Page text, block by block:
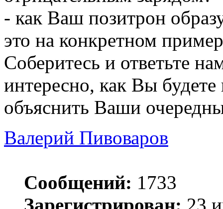
- как Ваш позитрон
это на конкретном
Соберитесь и ответьте
интересно, как Вы будете
объяснить Ваши
Валерий Пивоваров
Сообщений: 1733
Зарегистрирован: 23